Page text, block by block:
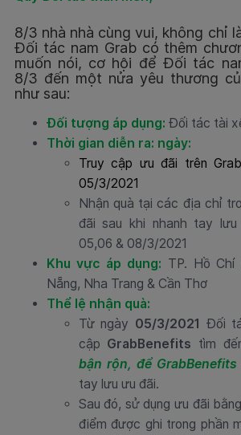
8/3 nhà nhà cùng vui, không chỉ
Đối tác nam Grab có thêm
muốn nói, cơ hội để Đối tác
8/3 đến một nửa yêu thương
như sau:
Đối tượng áp dụng: Đối tác tài
Thời gian diễn ra: ngày:
Truy cập ưu đãi trên
05/3/2021
Nhận quà tại các địa chỉ
đãi sau khi nhanh tay
05,06 & 08/3/2021
Khu vực áp dụng: TP. Hồ Chí
Nẵng, Nha Trang & Cần Thơ
Thể lệ nhận quà:
Từ ngày 05/3/2021 Đối
cập GrabBenefits tìm
bận rộn, để
tay lưu ưu đãi.
Sau đó, sử dụng ưu đãi
điểm được ghi trong phần